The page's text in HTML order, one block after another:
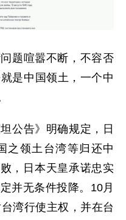
题喧嚣不断，不容否
是中国领土，一个中
公告》明确规定，日
之领土台湾等归还中
，日本天皇承诺忠实
并无条件投降。10月
湾行使主权，并在台